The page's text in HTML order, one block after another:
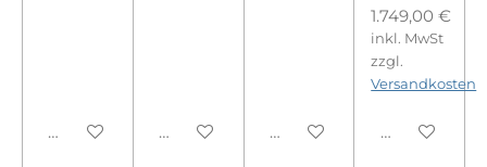
In den WarenkorbIn den WarenkorbIn den Warenkorb
1.749,00 €
inkl. MwSt
zzgl.
Versandkosten
In den